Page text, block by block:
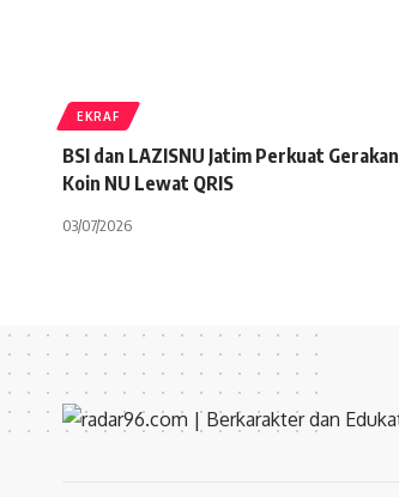
EKRAF
BSI dan LAZISNU Jatim Perkuat Gerakan
Koin NU Lewat QRIS
03/07/2026